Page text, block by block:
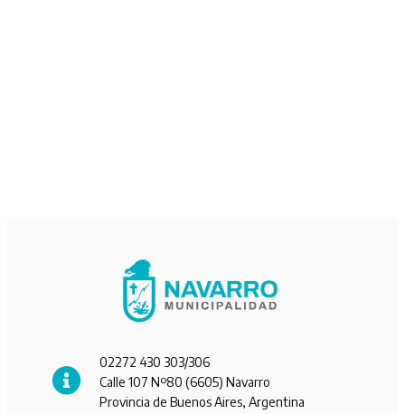
02272 430 303/306
Calle 107 Nº80 (6605) Navarro
Provincia de Buenos Aires, Argentina